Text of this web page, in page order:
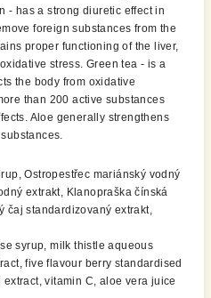
- has a strong diuretic effect in
foreign substances from the
proper functioning of the liver,
stress. Green tea - is a
the body from oxidative
than 200 active substances
Aloe generally strengthens
Ostropestřec mariánský vodný
extrakt, Klanopraška čínská
čaj standardizovaný extrakt,
syrup, milk thistle aqueous
five flavour berry standardised
vitamin C, aloe vera juice